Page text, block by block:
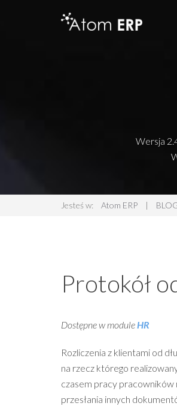
Wersja
Jesteś w: Atom ERP |
Protokół
Dostępne w moduleHR
Rozliczenia z klientami od
na rzecz którego
czasem pracy pracowników
przesłania innych